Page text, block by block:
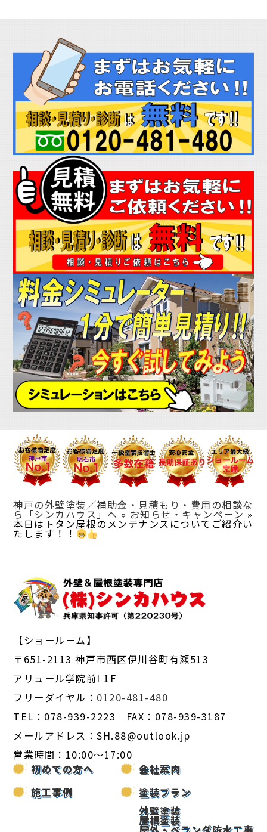
神戸の外壁塗装／補助金・見積もり・費用の相談な
ら「シンカハウス」へ » お知らせ・キャンペーン »
本日はトタン屋根のメンテナンスについてご紹介い
たします！！
【ショールーム】
〒651-2113 神戸市西区伊川谷町有瀬513
アリュール学院前I 1F
フリーダイヤル： 0120-481-480
TEL：078-939-2223 FAX：078-939-3187
メールアドレス：SH.88@outlook.jp
営業時間：10:00～17:00
初めての方へ
会社案内
施工事例
塗装プラン
外壁塗装
屋根塗装